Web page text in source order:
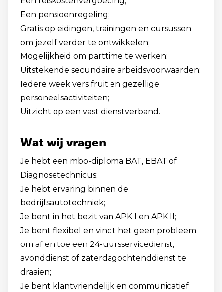
Een pensioenregeling;
Gratis opleidingen, trainingen en cursussen
om jezelf verder te ontwikkelen;
Mogelijkheid om parttime te werken;
Uitstekende secundaire arbeidsvoorwaarden;
Iedere week vers fruit en gezellige
personeelsactiviteiten;
Uitzicht op een vast dienstverband.
Wat wij vragen
Je hebt een mbo-diploma BAT, EBAT of
Diagnosetechnicus;
Je hebt ervaring binnen de
bedrijfsautotechniek;
Je bent in het bezit van APK I en APK II;
Je bent flexibel en vindt het geen probleem
om af en toe een 24-uursservicedienst,
avonddienst of zaterdagochtenddienst te
draaien;
Je bent klantvriendelijk en communicatief